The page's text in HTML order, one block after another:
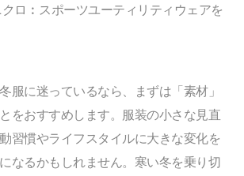
ロ︰スポーツユーティリティウェアを
服に迷っているなら、まずは「素材」
をおすすめします。服装の小さな見直
習慣やライフスタイルに大きな変化を
なるかもしれません。寒い冬を乗り切